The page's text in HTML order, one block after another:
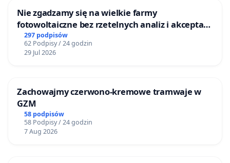
Nie zgadzamy się na wielkie farmy
fotowoltaiczne bez rzetelnych analiz i akceptacji
mieszkańców
297 podpisów
62 Podpisy / 24 godzin
29 Jul 2026
Zachowajmy czerwono-kremowe tramwaje w
GZM
58 podpisów
58 Podpisy / 24 godzin
7 Aug 2026